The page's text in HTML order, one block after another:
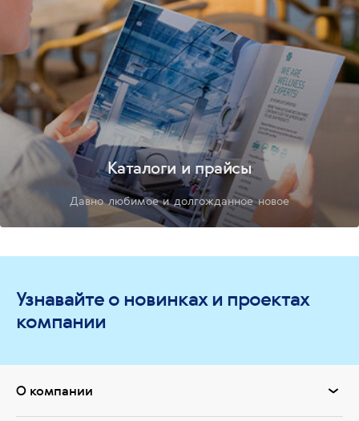
Каталоги и прайсы
Давно любимое и долгожданное новое
Узнавайте о новинках и проектах
компании
О компании